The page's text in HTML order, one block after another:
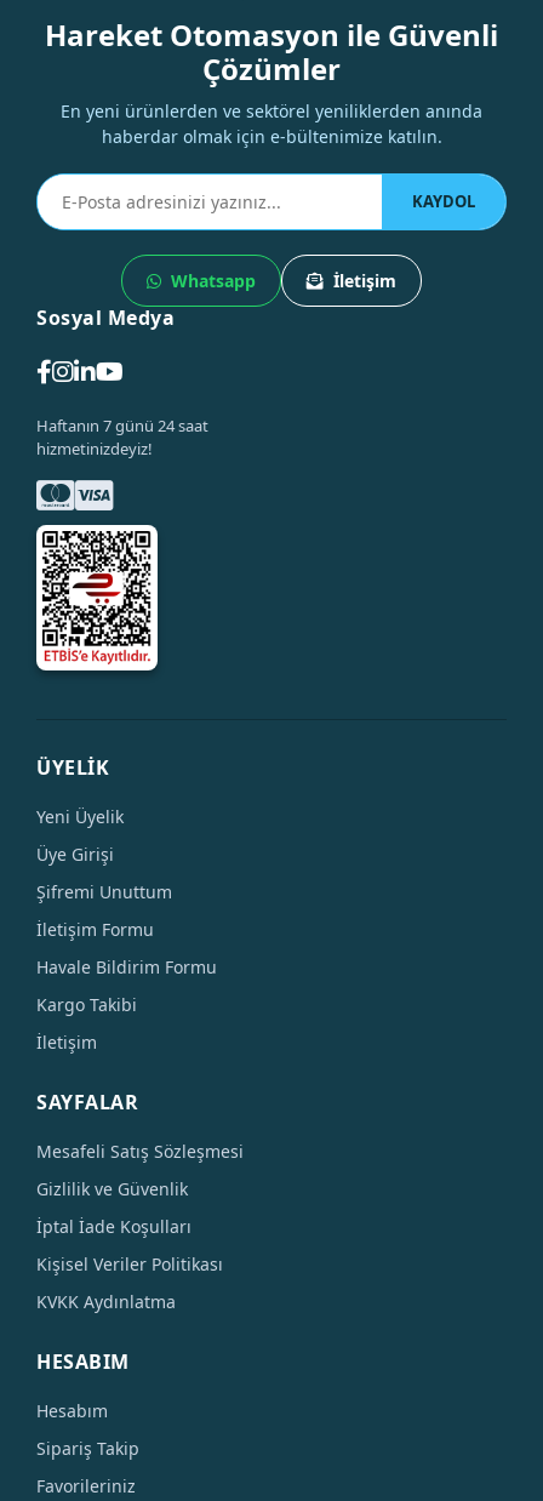
Hareket Otomasyon ile Güvenli
Çözümler
En yeni ürünlerden ve sektörel yeniliklerden anında
haberdar olmak için e-bültenimize katılın.
KAYDOL
Whatsapp İletişim
Sosyal Medya
Haftanın 7 günü 24 saat
hizmetinizdeyiz!
ÜYELİK
Yeni Üyelik
Üye Girişi
Şifremi Unuttum
İletişim Formu
Havale Bildirim Formu
Kargo Takibi
İletişim
SAYFALAR
Mesafeli Satış Sözleşmesi
Gizlilik ve Güvenlik
İptal İade Koşulları
Kişisel Veriler Politikası
KVKK Aydınlatma
HESABIM
Hesabım
Sipariş Takip
Favorileriniz